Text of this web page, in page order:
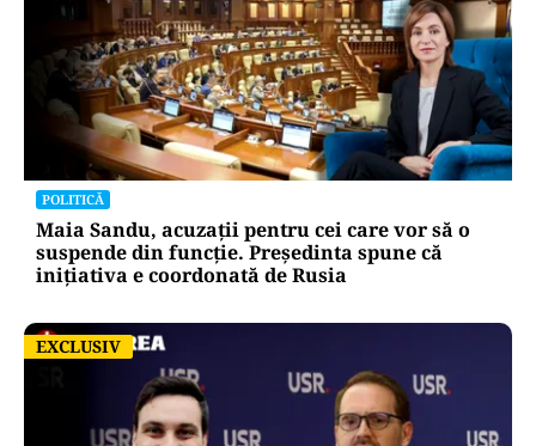
ACTUALITATE
Dan Dungaciu, critici dure la adresa
guvernanților în plină criză energetică:
„Guvernează pe un vulcan”